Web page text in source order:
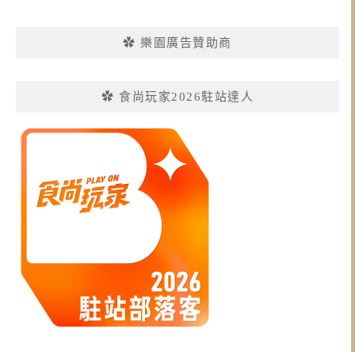
✿ 樂園廣告贊助商
✿ 食尚玩家2026駐站達人